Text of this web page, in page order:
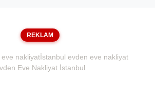
REKLAM
nakliyatİstanbul evden eve nakliyat
Eve Nakliyat İstanbul